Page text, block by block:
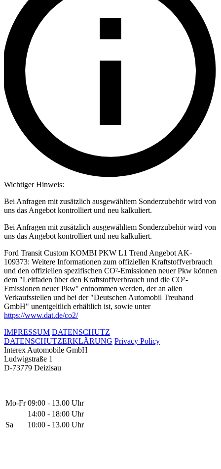
Wichtiger Hinweis:
Bei Anfragen mit zusätzlich ausgewähltem Sonderzubehör wird von
uns das Angebot kontrolliert und neu kalkuliert.
Bei Anfragen mit zusätzlich ausgewähltem Sonderzubehör wird von
uns das Angebot kontrolliert und neu kalkuliert.
Ford Transit Custom KOMBI PKW L1 Trend Angebot AK-
109373: Weitere Informationen zum offiziellen Kraftstoffverbrauch
und den offiziellen spezifischen CO²-Emissionen neuer Pkw können
dem "Leitfaden über den Kraftstoffverbrauch und die CO²-
Emissionen neuer Pkw" entnommen werden, der an allen
Verkaufsstellen und bei der "Deutschen Automobil Treuhand
GmbH" unentgeltlich erhältlich ist, sowie unter
https://www.dat.de/co2/
IMPRESSUM DATENSCHUTZ
DATENSCHUTZERKLÄRUNG Privacy Policy
Interex Automobile GmbH
Ludwigstraße 1
D-73779 Deizisau
Mo-Fr 09:00 - 13.00 Uhr
14:00 - 18:00 Uhr
Sa
10:00 - 13.00 Uhr